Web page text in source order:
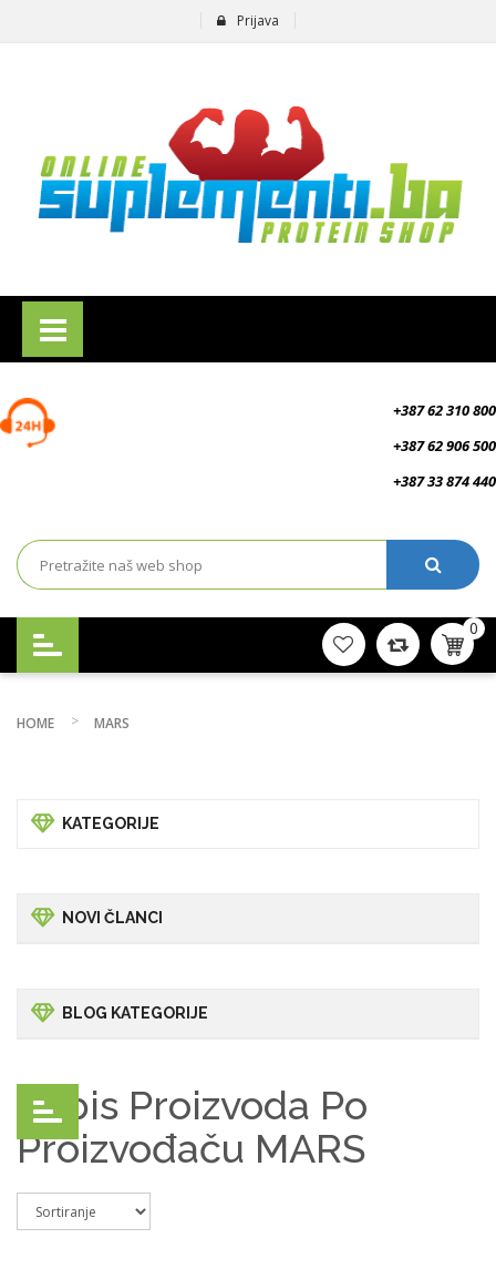
Prijava
+387 62 310 800
+387 62 906 500
+387 33 874 440
0
HOME MARS
KATEGORIJE
NOVI ČLANCI
BLOG KATEGORIJE
Popis Proizvoda Po
Proizvođaču MARS